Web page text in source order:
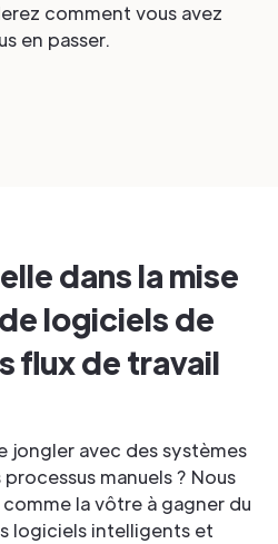
comment vous avez
en passer.
dans la mise
logiciels de
flux de travail
jongler avec des systèmes
manuels ? Nous
la vôtre à gagner du
logiciels intelligents et